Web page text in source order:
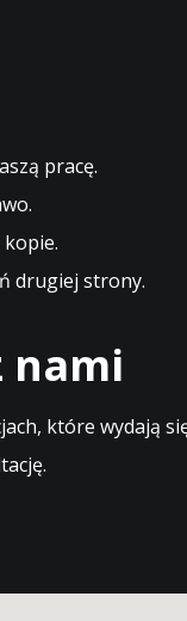
pracę.
drugiej strony.
nami
które wydają